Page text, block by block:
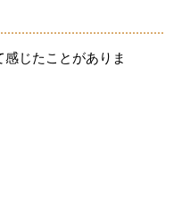
じたことがありま